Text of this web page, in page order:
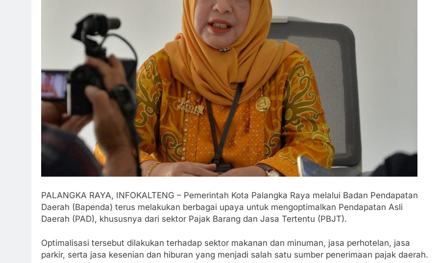
PALANGKA RAYA, INFOKALTENG – Pemerintah Kota Palangka Raya melalui Badan Pendapatan
Daerah (Bapenda) terus melakukan berbagai upaya untuk mengoptimalkan Pendapatan Asli
Daerah (PAD), khususnya dari sektor Pajak Barang dan Jasa Tertentu (PBJT).
Optimalisasi tersebut dilakukan terhadap sektor makanan dan minuman, jasa perhotelan, jasa
parkir, serta jasa kesenian dan hiburan yang menjadi salah satu sumber penerimaan pajak daerah.